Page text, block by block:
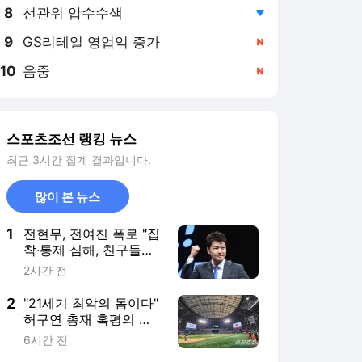
8 선관위 압수수색
9 GS리테일 영업익 증가
10 음중
스포츠조선 랭킹 뉴스
최근 3시간 집계 결과입니다.
많이 본 뉴스
1
전현무, 전여친 폭로 "집
착·통제 심해, 친구들과
인연까지 끊어"(내가만
2시간 전
2 "21세기 최악의 돔이다"
허구연 총재 혹평의 고
척돔, '살인 폭염' 시대
6시간 전